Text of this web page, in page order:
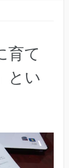
育て
とい